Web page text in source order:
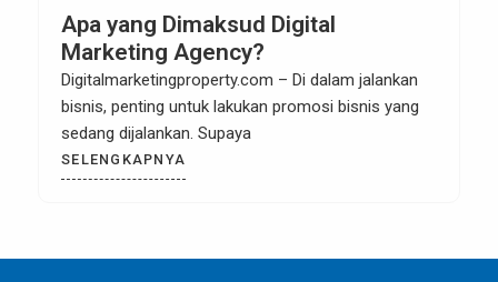
Apa yang Dimaksud Digital
Marketing Agency?
Digitalmarketingproperty.com – Di dalam jalankan
bisnis, penting untuk lakukan promosi bisnis yang
sedang dijalankan. Supaya
SELENGKAPNYA